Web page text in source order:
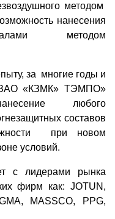
методом
нанесения
методом
за многие годы и
ЗАО «КЗМК» ТЭМПО»
любого
составов
при новом
условий.
рынка
фирм как: JOTUN,
MASSCO, PPG,